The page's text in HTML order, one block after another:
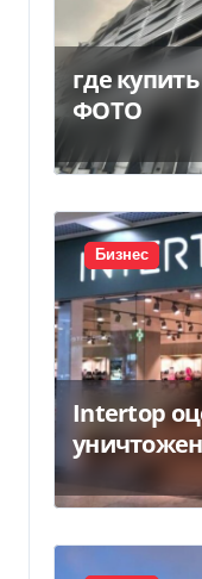
где
ФОТО
Бизнес
Intertop